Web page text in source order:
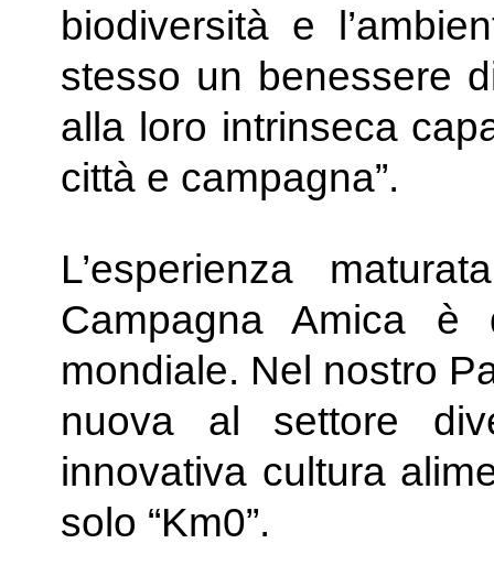
biodiversità e
stesso un benessere
alla loro intrinseca
città e campagna”.
L’esperienza
Campagna Amica
mondiale. Nel nostro
nuova al settore
innovativa cultura
solo “Km0”.